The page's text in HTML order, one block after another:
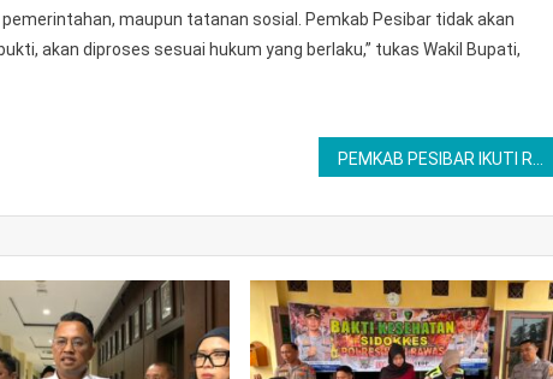
maupun tatanan sosial. Pemkab Pesibar tidak akan
akan diproses sesuai hukum yang berlaku,” tukas Wakil Bupati,